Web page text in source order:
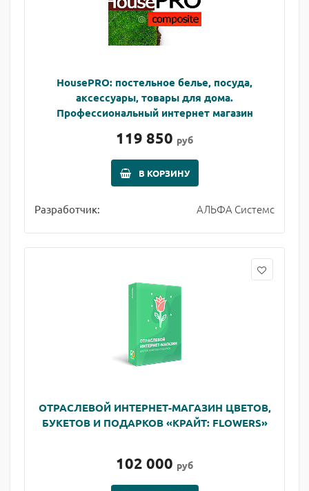
HousePRO: постельное белье, посуда,
аксессуары, товары для дома.
Профессиональный интернет магазин
119 850 руб
В КОРЗИНУ
Разработчик: АЛЬФА Системс
ОТРАСЛЕВОЙ ИНТЕРНЕТ-МАГАЗИН ЦВЕТОВ,
БУКЕТОВ И ПОДАРКОВ «КРАЙТ: FLOWERS»
102 000 руб